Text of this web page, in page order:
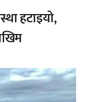
हटाइयो,